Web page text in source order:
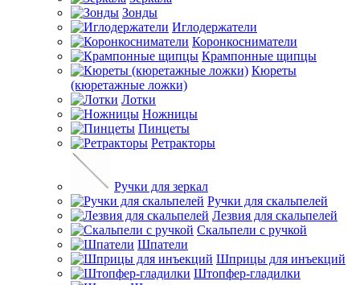
Зонды
Иглодержатели
Коронкосниматели
Крампонные щипцы
Кюреты
(кюретажные ложки)
Лотки
Ножницы
Пинцеты
Ретракторы
Ручки для зеркал
Ручки для скальпелей
Лезвия для скальпелей
Скальпели с ручкой
Шпатели
Шприцы для инъекций
Штопфер-гладилки